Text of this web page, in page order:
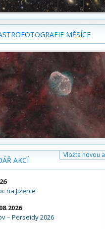
MĚSÍCE
AKCÍ
Vložte novou
na Jizerce
– Perseidy 2026